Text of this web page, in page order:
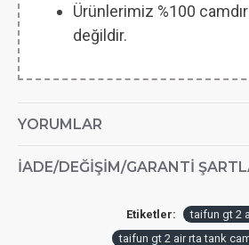
Ürünlerimiz %100 camdır
değildir.
YORUMLAR
İADE/DEĞIŞIM/GARANTI
Etiketler:
taifun gt 2
taifun gt 2 air rta tank